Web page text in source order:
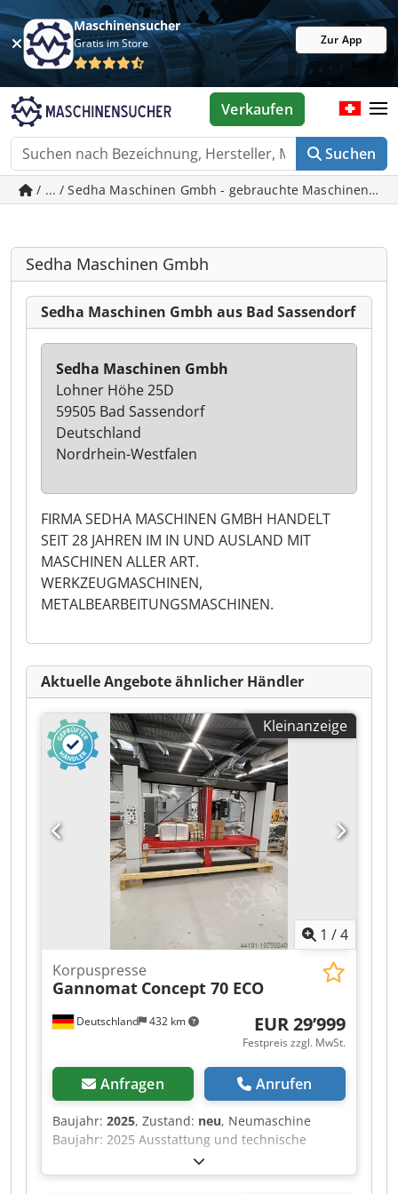
Maschinensucher
Gratis im Store Zur App
Suchen
Verkaufen
/ ... / Sedha Maschinen Gmbh - gebrauchte Maschinen in
Sedha Maschinen Gmbh
Sedha Maschinen Gmbh aus Bad Sassendorf
FIRMA SEDHA MASCHINEN GMBH HANDELT
SEIT 28 JAHREN IM IN UND AUSLAND MIT
MASCHINEN ALLER ART.
WERKZEUGMASCHINEN,
METALBEARBEITUNGSMASCHINEN.
Sedha Maschinen Gmbh
Lohner Höhe 25D
59505 Bad Sassendorf
Deutschland
Nordrhein-Westfalen
Aktuelle Angebote ähnlicher Händler
Kleinanzeige
1 /4
Deutschland 432 km
Korpuspresse
Gannomat Concept 70 ECO
EUR 29’999
Festpreis zzgl. MwSt.
Anfragen Anrufen
Baujahr: 2025, Zustand: neu, Neumaschine
Baujahr: 2025 Ausstattung und technische
Daten: komplett in Standardausführung mit:
Csdpfew Nafkex Alyeha Stabiler,